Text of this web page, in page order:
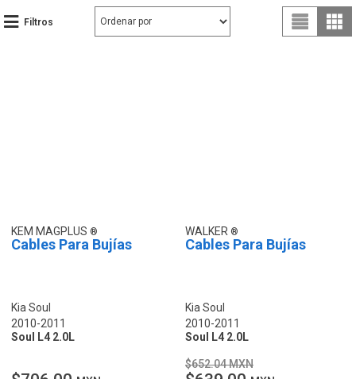
Filtros
KEM MAGPLUS
Cables Para Bujías
Kia Soul
2010-2011
Soul L4 2.0L
WALKER
Cables Para Bujías
Kia Soul
2010-2011
Soul L4 2.0L
$652.04 MXN